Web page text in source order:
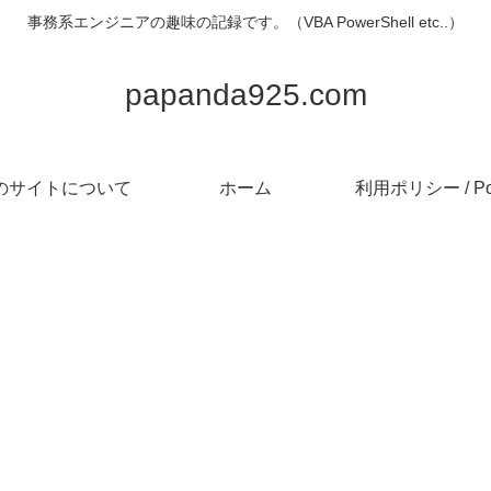
事務系エンジニアの趣味の記録です。（VBA PowerShell etc..）
papanda925.com
サイトについて ホーム 利用ポリシー /